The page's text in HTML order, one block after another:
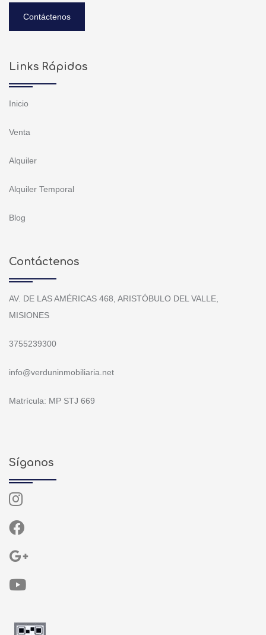
Contáctenos
Links Rápidos
Inicio
Venta
Alquiler
Alquiler Temporal
Blog
Contáctenos
AV. DE LAS AMÉRICAS 468, ARISTÓBULO DEL VALLE,
MISIONES
3755239300
info@verduninmobiliaria.net
Matrícula: MP STJ 669
Síganos